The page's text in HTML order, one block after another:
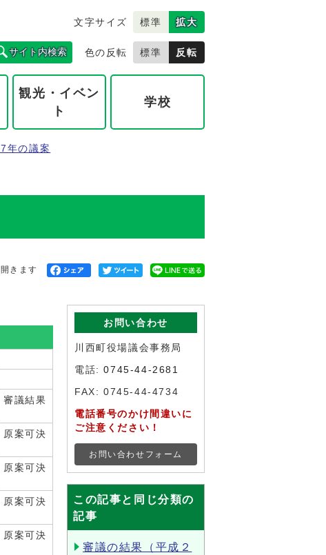
文字サイズ 標準 拡大
サイト内検索 色の反転 標準 反転
観光・イベン
ト
学校
年の議案
きます
審議結果
原案可決
原案可決
原案可決
原案可決
お問い合わせ
川西町役場議会事務局
電話:0745-44-2681
FAX: 0745-44-4734
電話番号のかけ間違いに
ご注意ください！
お問い合わせフォーム
この記事と同じ分類の
記事
審議の結果（平成２